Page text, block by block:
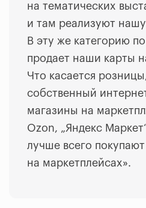
на тематических
и там реализуют
В эту же категорию
продает наши карты
Что касается
собственный
магазины на
Ozon, „Яндекс
лучше всего покупают
на маркетплейсах».